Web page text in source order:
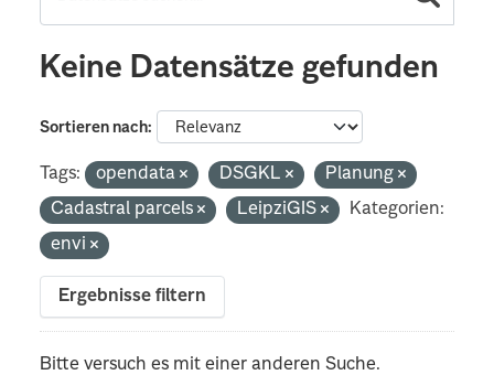
Keine Datensätze gefunden
Sortieren nach
Tags: opendata DSGKL
Planung
Cadastral parcels
LeipziGIS
Kategorien:
envi
Ergebnisse filtern
Bitte versuch es mit einer anderen Suche.